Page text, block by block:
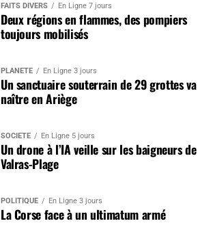
FAITS DIVERS En Ligne 7 jours
Deux régions en flammes, des pompiers
toujours mobilisés
PLANÈTE En Ligne 3 jours
Un sanctuaire souterrain de 29 grottes va
naître en Ariège
SOCIÉTÉ En Ligne 5 jours
Un drone à l’IA veille sur les baigneurs de
Valras-Plage
POLITIQUE En Ligne 3 jours
La Corse face à un ultimatum armé